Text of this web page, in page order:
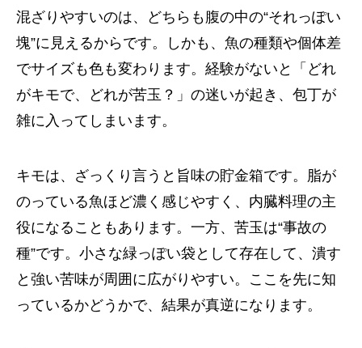
混ざりやすいのは、どちらも腹の中の“それっぽい
塊”に見えるからです。しかも、魚の種類や個体差
でサイズも色も変わります。経験がないと「どれ
がキモで、どれが苦玉？」の迷いが起き、包丁が
雑に入ってしまいます。
キモは、ざっくり言うと旨味の貯金箱です。脂が
のっている魚ほど濃く感じやすく、内臓料理の主
役になることもあります。一方、苦玉は“事故の
種”です。小さな緑っぽい袋として存在して、潰す
と強い苦味が周囲に広がりやすい。ここを先に知
っているかどうかで、結果が真逆になります。